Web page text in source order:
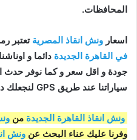
المحافظات.
اسعار ونش انقاذ المصرية تعتبر
في القاهرة الجديدة دائما و
جودة و اقل سعر و كما نوفر حدث
سياراتنا عند طريق GPS لنجعلك دائما في امان تام علي الطريق.
ونش انقاذ القاهرة الجديدة من
وفرنا عليك عناء البحث عن ونش